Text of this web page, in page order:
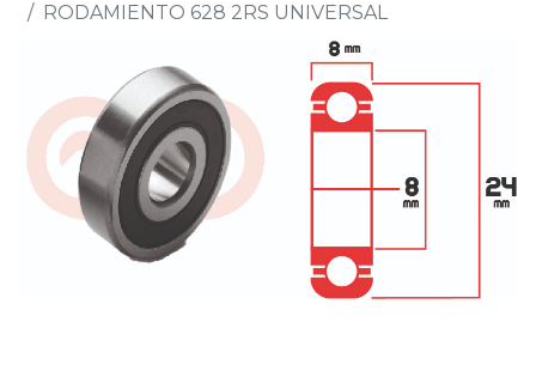
RODAMIENTO 628 2RS UNIVERSAL